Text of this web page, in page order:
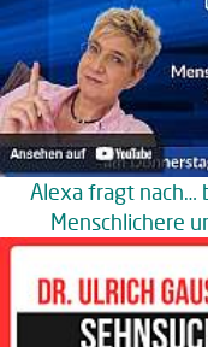
Alexa fragt nach…
Menschlichere